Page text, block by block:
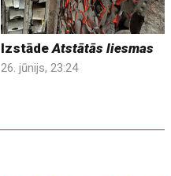
IzstādeAtstātās liesmas
26. jūnijs, 23:24